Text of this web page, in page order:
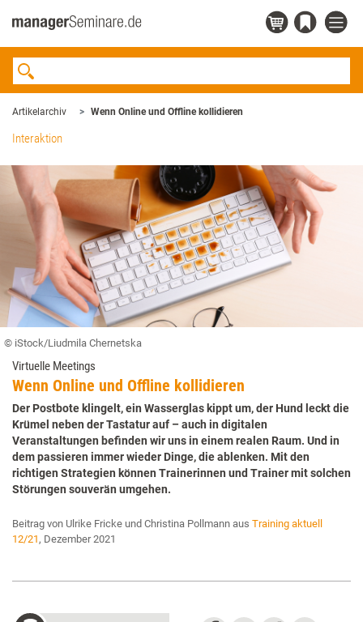
Artikelarchiv Wenn Online und Offline kollidieren
Interaktion
© iStock/Liudmila Chernetska
Virtuelle Meetings
Wenn Online und Offline kollidieren
Der Postbote klingelt, ein Wasserglas kippt um, der Hund leckt die
Krümel neben der Tastatur auf – auch in digitalen
Veranstaltungen befinden wir uns in einem realen Raum. Und in
dem passieren immer wieder Dinge, die ablenken. Mit den
richtigen Strategien können Trainerinnen und Trainer mit solchen
Störungen souverän umgehen.
Beitrag von Ulrike Fricke und Christina Pollmann aus Training aktuell
12/21, Dezember 2021